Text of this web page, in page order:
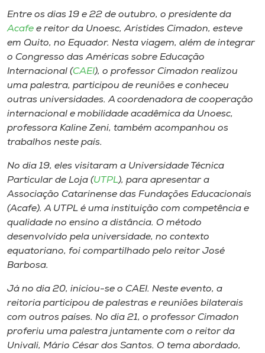
Unoesc
Store
Selecione
Entre os dias 19 e 22 de outubro, o presidente da
Acafe e reitor da Unoesc, Aristides Cimadon, esteve
em Quito, no Equador. Nesta viagem, além de integrar
o Congresso das Américas sobre Educação
Internacional (CAEI), o professor Cimadon realizou
uma palestra, participou de reuniões e conheceu
outras universidades. A coordenadora de cooperação
internacional e mobilidade acadêmica da Unoesc,
professora Kaline Zeni, também acompanhou os
trabalhos neste país.
No dia 19, eles visitaram a Universidade Técnica
Particular de Loja (UTPL), para apresentar a
Associação Catarinense das Fundações Educacionais
(Acafe). A UTPL é uma instituição com competência e
qualidade no ensino a distância. O método
desenvolvido pela universidade, no contexto
equatoriano, foi compartilhado pelo reitor José
Barbosa.
Já no dia 20, iniciou-se o CAEI. Neste evento, a
reitoria participou de palestras e reuniões bilaterais
com outros países. No dia 21, o professor Cimadon
proferiu uma palestra juntamente com o reitor da
Univali, Mário César dos Santos. O tema abordado,